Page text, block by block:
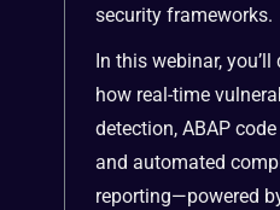
security frameworks.
In this webinar,
how real-time
detection, ABAP
and automated
reporting—powered